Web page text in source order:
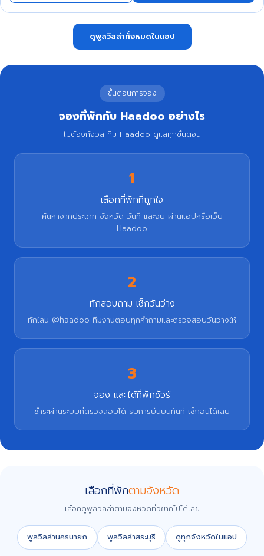
ดูพูลวิลล่าทั้งหมดในแอป
ขั้นตอนการจอง
จองที่พักกับ Haadoo อย่างไร
ไม่ต้องกังวล ทีม Haadoo ดูแลทุกขั้นตอน
1
เลือกที่พักที่ถูกใจ
ค้นหาจากประเภท จังหวัด วันที่ และงบ ผ่านแอปหรือเว็บ
Haadoo
2
ทักสอบถาม เช็กวันว่าง
ทักไลน์ @haadoo ทีมงานตอบทุกคำถามและตรวจสอบวันว่างให้
3
จอง และได้ที่พักชัวร์
ชำระผ่านระบบที่ตรวจสอบได้ รับการยืนยันทันที เช็กอินได้เลย
เลือกที่พักตามจังหวัด
เลือกดูพูลวิลล่าตามจังหวัดที่อยากไปได้เลย
พูลวิลล่านครนายก พูลวิลล่าสระบุรี ดูทุกจังหวัดในแอป